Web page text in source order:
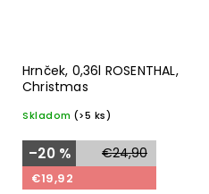
Hrnček, 0,36l ROSENTHAL,
Christmas
Skladom (>5 ks)
€24,90
–20 %
€19,92